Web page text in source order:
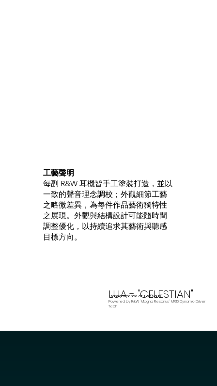
工藝聲明
每副 R&W 耳機皆手工塗裝打造，並以
一致的聲音理念調校；外觀細節工藝
之略微差異，為每件作品藝術獨特性
之展現。外觀與結構設計可能隨時間
調整優化，以持續追求其藝術與聽感
目標方向。
LUA - "CELESTIAN"
Transcendence of Twin Souls
Powered by R&W "Magna Resonus" MR10 Dynamic Driver
Tech